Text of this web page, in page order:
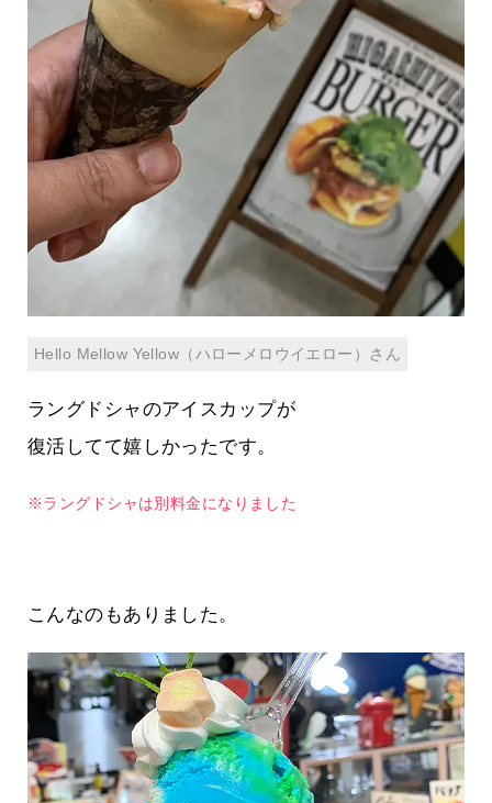
Hello Mellow Yellow（ハローメロウイエロー）さん
ラングドシャのアイスカップが
復活してて嬉しかったです。
※ラングドシャは別料金になりました
こんなのもありました。